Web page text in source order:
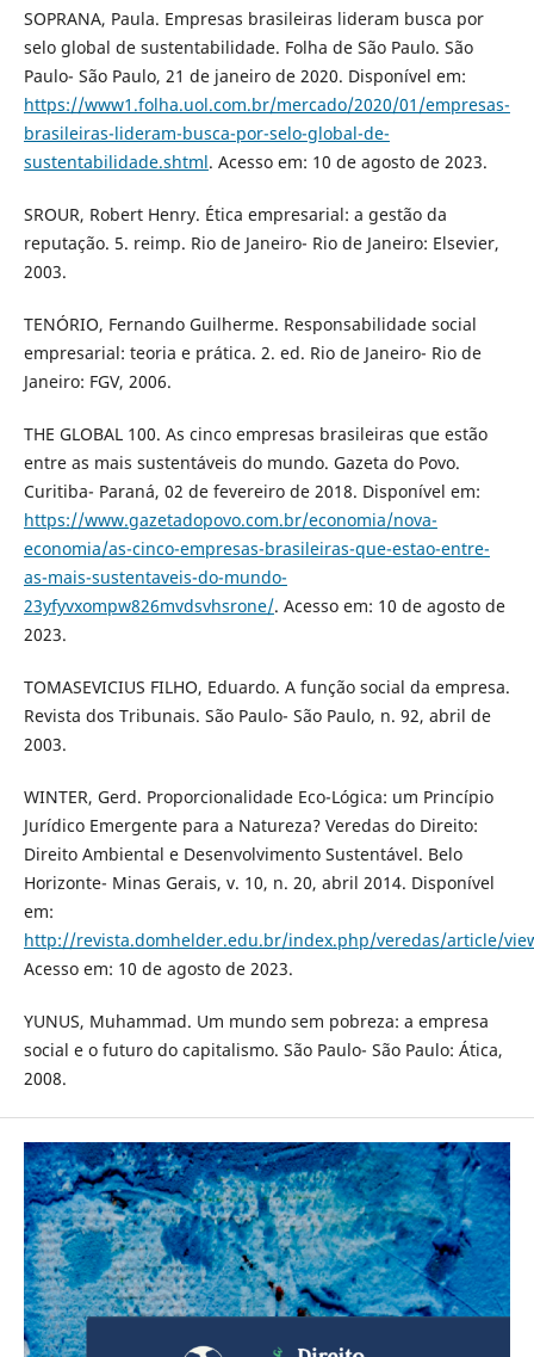
SOPRANA, Paula. Empresas brasileiras lideram busca por
selo global de sustentabilidade. Folha de São Paulo. São
Paulo- São Paulo, 21 de janeiro de 2020. Disponível em:
https://www1.folha.uol.com.br/mercado/2020/01/empresas-
brasileiras-lideram-busca-por-selo-global-de-
sustentabilidade.shtml. Acesso em: 10 de agosto de 2023.
SROUR, Robert Henry. Ética empresarial: a gestão da
reputação. 5. reimp. Rio de Janeiro- Rio de Janeiro: Elsevier,
2003.
TENÓRIO, Fernando Guilherme. Responsabilidade social
empresarial: teoria e prática. 2. ed. Rio de Janeiro- Rio de
Janeiro: FGV, 2006.
THE GLOBAL 100. As cinco empresas brasileiras que estão
entre as mais sustentáveis do mundo. Gazeta do Povo.
Curitiba- Paraná, 02 de fevereiro de 2018. Disponível em:
https://www.gazetadopovo.com.br/economia/nova-
economia/as-cinco-empresas-brasileiras-que-estao-entre-
as-mais-sustentaveis-do-mundo-
23yfyvxompw826mvdsvhsrone/. Acesso em: 10 de agosto de
2023.
TOMASEVICIUS FILHO, Eduardo. A função social da empresa.
Revista dos Tribunais. São Paulo- São Paulo, n. 92, abril de
2003.
WINTER, Gerd. Proporcionalidade Eco-Lógica: um Princípio
Jurídico Emergente para a Natureza? Veredas do Direito:
Direito Ambiental e Desenvolvimento Sustentável. Belo
Horizonte- Minas Gerais, v. 10, n. 20, abril 2014. Disponível
em:
http://revista.domhelder.edu.br/index.php/veredas/article/
Acesso em: 10 de agosto de 2023.
YUNUS, Muhammad. Um mundo sem pobreza: a empresa
social e o futuro do capitalismo. São Paulo- São Paulo: Ática,
2008.